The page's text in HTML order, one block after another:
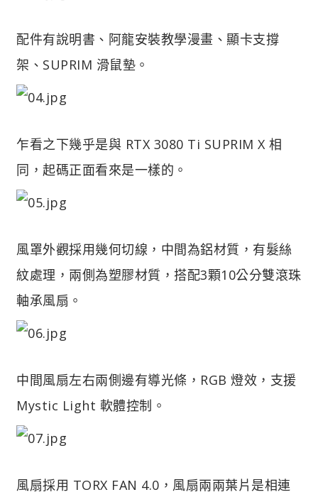
配件有說明書、阿龍安裝教學漫畫、顯卡支撐
架、SUPRIM 滑鼠墊。
乍看之下幾乎是與 RTX 3080 Ti SUPRIM X 相
同，起碼正面看來是一樣的。
風罩外觀採用幾何切線，中間為鋁材質，有髮絲
紋處理，兩側為塑膠材質，搭配3顆10公分雙滾珠
軸承風扇。
中間風扇左右兩側邊有導光條，RGB 燈效，支援
Mystic Light 軟體控制。
風扇採用 TORX FAN 4.0，風扇兩兩葉片是相連